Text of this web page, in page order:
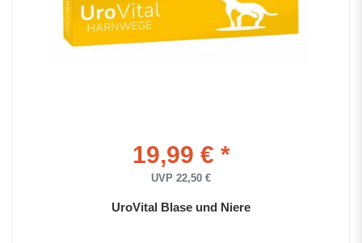
19,99 € *
UVP 22,50 €
UroVital Blase und Niere